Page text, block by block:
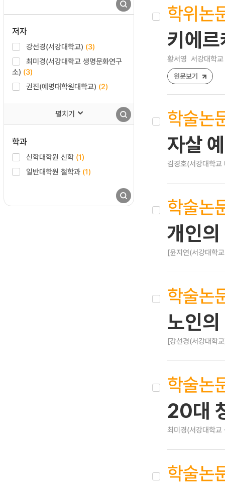
저자
강선경(서강대학교) (3)
최미경(서강대학교 생명문화연구
소) (3)
권진(예명대학원대학교) (2)
펼치기
학과
신학대학원 신학 (1)
일반대학원 철학과 (1)
학위논
키에
황서영 서강대학
원문보기
학술논
자살
김경호(서강대학교
학술논
개인
[윤지연(서강대학
학술논
노인
[강선경(서강대학
학술논
20대
최미경(서강대학
학술논